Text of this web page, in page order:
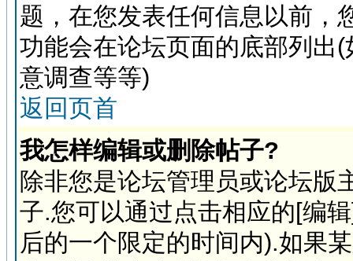
题，在您发表任何信息以前，
功能会在论坛页面的底部列出
意调查等等)
返回页首
我怎样编辑或删除帖子?
除非您是论坛管理员或论坛版
子.您可以通过点击相应的[编
后的一个限定的时间内).如果